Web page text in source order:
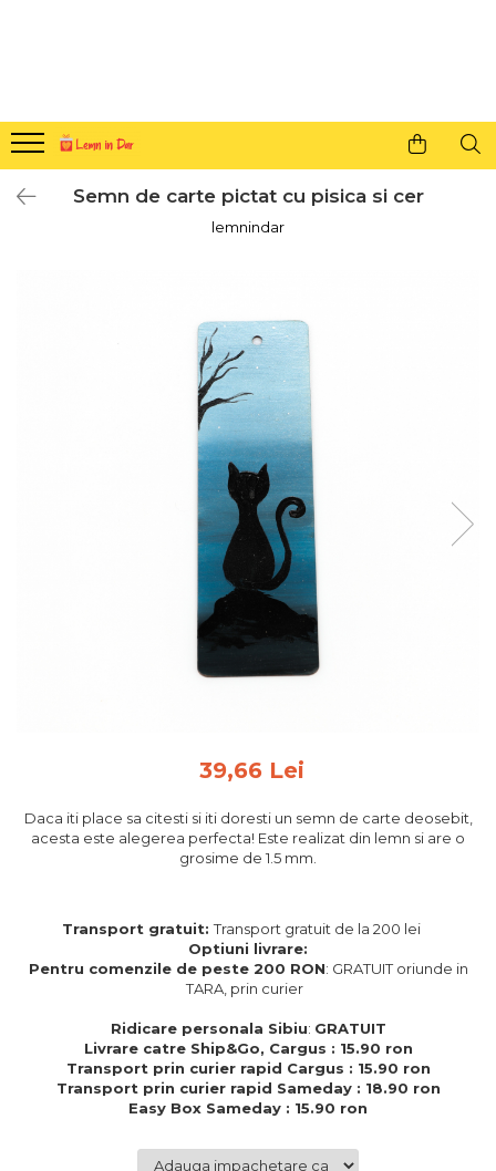
Agende din lemn
Agende 10x10
Semne de carte
Decoratiuni pentru cei dragi
Decoratiuni cu peisaje de iarna
Tablouri personalizate
Camion din lemn
Aromaterapie
Genti si portofele barbati din
piele naturala
Produse personalizate pentru
nunti si botezuri
Martisoare
Semn de carte pictat cu pisica si cer
lemnindar
39,66 Lei
Daca iti place sa citesti si iti doresti un semn de carte deosebit,
acesta este alegerea perfecta! Este realizat din lemn si are o
grosime de 1.5 mm.
Transport gratuit:Transport gratuit de la 200 lei
Optiuni livrare:
Pentru comenzile de peste 200 RON: GRATUIT oriunde in
TARA, prin curier
Ridicare personala Sibiu: GRATUIT
Livrare catre Ship&Go, Cargus : 15.90 ron
Transport prin curier rapid Cargus : 15.90 ron
Transport prin curier rapid Sameday : 18.90 ron
Easy Box Sameday : 15.90 ron